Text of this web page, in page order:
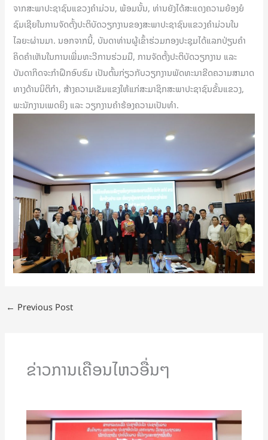
ຈາກສະພາປະຊາຊົນແຂວງຄຳມ່ວນ, ພ້ອມນັ້ນ, ທ່ານຍັງໄດ້ສະແດງຄວາມຍ້ອງຍໍ
ຊົມເຊີຍໃນການຈັດຕັ້ງປະຕິບັດວຽກງານຂອງສະພາປະຊາຊົນແຂວງຄຳມ່ວນໃນ
ໄລຍະຜ່ານມາ. ນອກຈາກນີ້, ບັນດາທ່ານຜູ້ເຂົ້າຮ່ວມກອງປະຊຸມໄດ້ແລກປ່ຽນຄໍາ
ຄິດຄໍາເຫັນໃນການເພີ່ມທະວີການຮ່ວມມື, ການຈັດຕັ້ງປະຕິບັດວຽກງານ ແລະ
ບັນດາກິດຈະກຳຝຶກອົບຮົມ ເປັນຕົ້ນກ່ຽວກັບວຽກງານພັດທະນາຂີດຄວາມສາມາດ
ທາງດ້ານນິຕິກຳ, ສ້າງຄວາມເຂັມແຂງໃຫ້ແກ່ສະມາຊິກສະພາປະຊາຊົນຂັ້ນແຂວງ,
ພະນັກງານເພດຍິງ ແລະ ວຽກງານຄຳຮ້ອງຄວາມເປັນທຳ.
← Previous Post
ຂ່າວການເຄືອນໄຫວອື່ນໆ